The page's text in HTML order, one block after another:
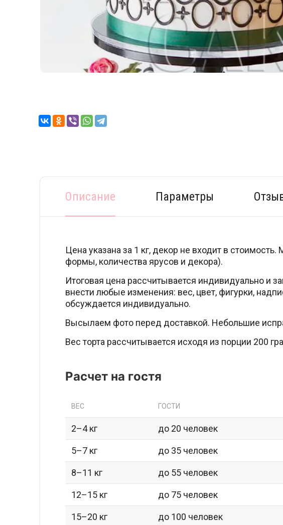
Описание Параметры
Цена указана за 1 кг, декор не входит в
формы, количества ярусов и декора).
Итоговая цена рассчитывается индивидуально
внести любые изменения: вес, цвет, фигурки,
обсуждается индивидуально.
Высылаем фото перед доставкой. Небольшие
Вес торта рассчитывается исходя из порции 200
Расчет на гостя
ВЕС ГОСТИ
2–4 кг до 20 человек
5–7 кг до 35 человек
8–11 кг до 55 человек
12–15 кг до 75 человек
15–20 кг до 100 человек